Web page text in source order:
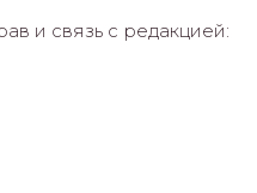
и связь с редакцией: